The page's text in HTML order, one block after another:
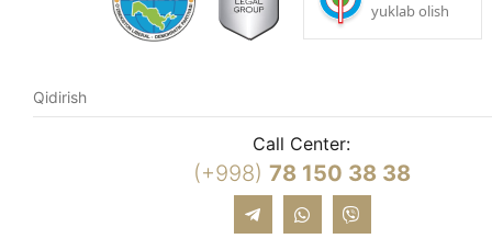
Call Center:
(+998) 78 150 38 38